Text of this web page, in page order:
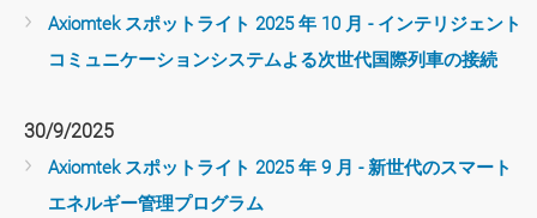
Axiomtek スポットライト 2025 年 10 月 - インテリジェント
コミュニケーションシステムよる次世代国際列車の接続
30/9/2025
Axiomtek スポットライト 2025 年 9 月 - 新世代のスマート
エネルギー管理プログラム